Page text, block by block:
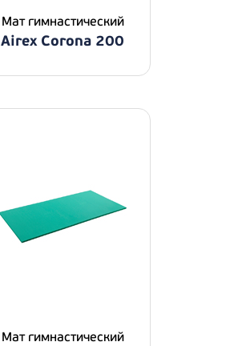
Мат гимнастический
Airex Corona 200
Мат гимнастический